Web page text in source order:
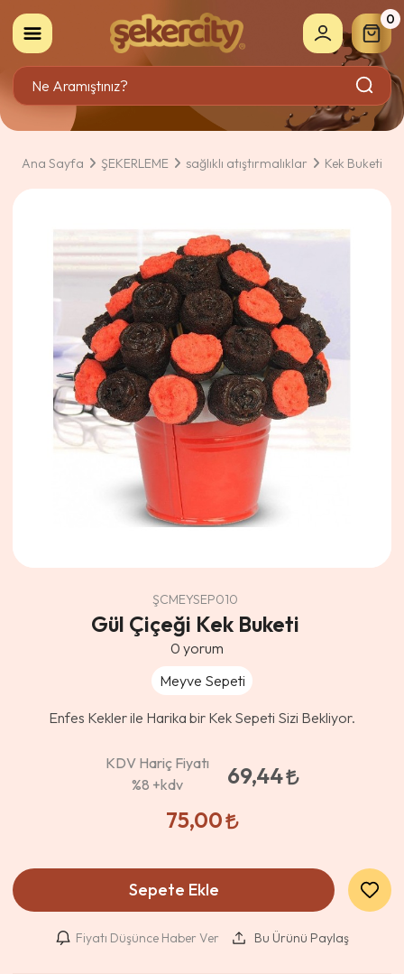
0
Ana Sayfa ŞEKERLEME sağlıklı atıştırmalıklar Kek Buketi
ŞCMEYSEP010
Gül Çiçeği Kek Buketi
0 yorum
Meyve Sepeti
Enfes Kekler ile Harika bir Kek Sepeti Sizi Bekliyor.
KDV Hariç Fiyatı
%8 +kdv
69,44
75,00
Sepete Ekle
Fiyatı Düşünce Haber Ver Bu Ürünü Paylaş